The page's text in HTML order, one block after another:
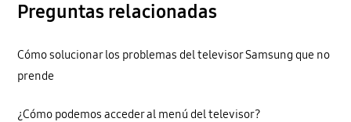
Preguntas relacionadas
Cómo solucionar los problemas del televisor Samsung que no
prende
¿Cómo podemos acceder al menú del televisor?